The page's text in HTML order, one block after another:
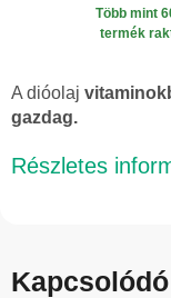
Több mint
termék
A dióolaj
gazdag.
Részletes